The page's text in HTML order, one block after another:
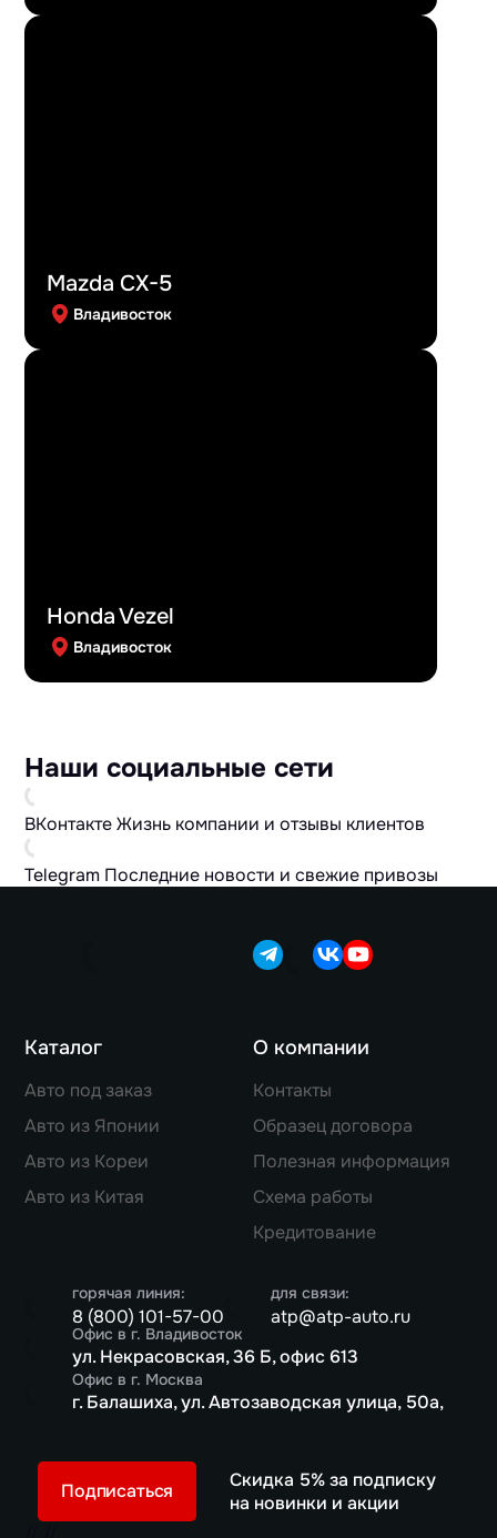
Mazda CX-5
Владивосток
Honda Vezel
Владивосток
Наши социальные сети
ВКонтактеЖизнь компании и отзывы клиентов
Telegram Последние новости и свежие привозы
Каталог
Авто под заказ
Авто из Японии
Авто из Кореи
Авто из Китая
О компании
Контакты
Образец договора
Полезная информация
Схема работы
Кредитование
горячая линия:
8 (800) 101-57-00
для связи:
atp@atp-auto.ru
Офис в г. Владивосток
ул. Некрасовская, 36 Б, офис 613
Офис в г. Москва
г. Балашиха, ул. Автозаводская улица, 50а,
Скидка 5% за подписку
на новинки и акции
Подписаться